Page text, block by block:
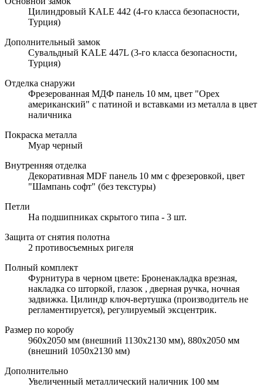
Цилиндровый KALE 442 (4-го класса безопасности,
Турция)
Дополнительный замок
Сувальдный KALE 447L (3-го класса безопасности,
Турция)
Отделка снаружи
Фрезерованная МДФ панель 10 мм, цвет "Орех
американский" с патиной и вставками из металла в цвет
наличника
Покраска металла
Муар черный
Внутренняя отделка
Декоративная MDF панель 10 мм с фрезеровкой, цвет
"Шампань софт" (без текстуры)
Петли
На подшипниках скрытого типа - 3 шт.
Защита от снятия полотна
2 противосъемных ригеля
Полный комплект
Фурнитура в черном цвете: Броненакладка врезная,
накладка со шторкой, глазок , дверная ручка, ночная
задвижка. Цилиндр ключ-вертушка (производитель не
регламентируется), регулируемый эксцентрик.
Размер по коробу
960х2050 мм (внешний 1130х2130 мм), 880х2050 мм
(внешний 1050х2130 мм)
Дополнительно
Увеличенный металлический наличник 100 мм